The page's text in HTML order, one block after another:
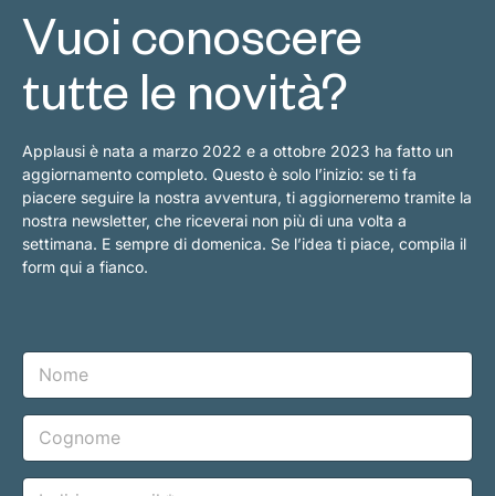
Vuoi conoscere
tutte le novità?
Applausi è nata a marzo 2022 e a ottobre 2023 ha fatto un
aggiornamento completo. Questo è solo l’inizio: se ti fa
piacere seguire la nostra avventura, ti aggiorneremo tramite la
nostra newsletter, che riceverai non più di una volta a
settimana. E sempre di domenica. Se l’idea ti piace, compila il
form qui a fianco.
N
m
e
C
g
n
E